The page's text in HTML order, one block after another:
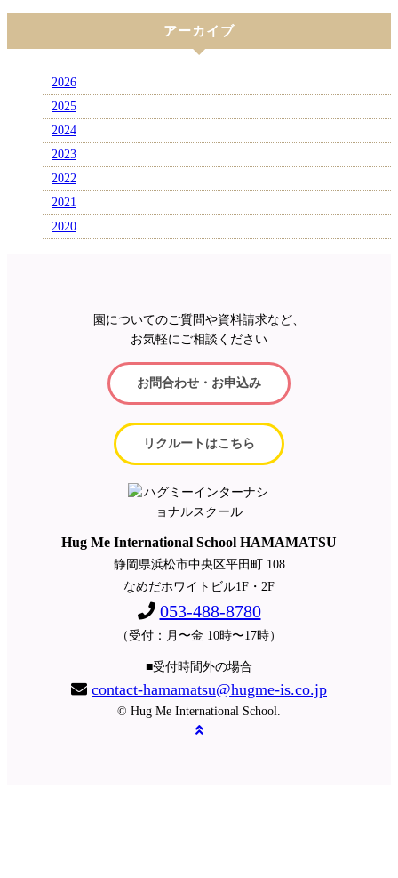
アーカイブ
2026
2025
2024
2023
2022
2021
2020
園についてのご質問や資料請求など、
お気軽にご相談ください
お問合わせ・お申込み
リクルートはこちら
Hug Me International School HAMAMATSU
静岡県浜松市中央区平田町 108
なめだホワイトビル1F・2F
053-488-8780
（受付：月〜金 10時〜17時）
■受付時間外の場合
contact-hamamatsu@hugme-is.co.jp
© Hug Me International School.